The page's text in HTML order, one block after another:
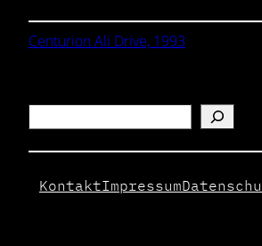
Centurion Ali Drive, 1993
KontaktImpressum